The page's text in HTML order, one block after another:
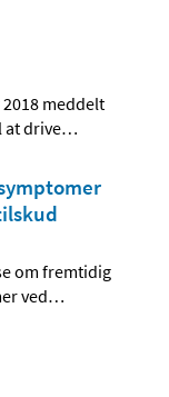
meddelt
at drive…
om fremtidig
ved…